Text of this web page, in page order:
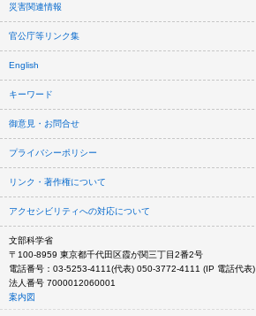
災害関連情報
官公庁等リンク集
English
キーワード
御意見・お問合せ
プライバシーポリシー
リンク・著作権について
アクセシビリティへの対応について
文部科学省
〒100-8959 東京都千代田区霞が関三丁目2番2号
電話番号：03-5253-4111(代表) 050-3772-4111 (IP 電話代表)
法人番号 7000012060001
案内図